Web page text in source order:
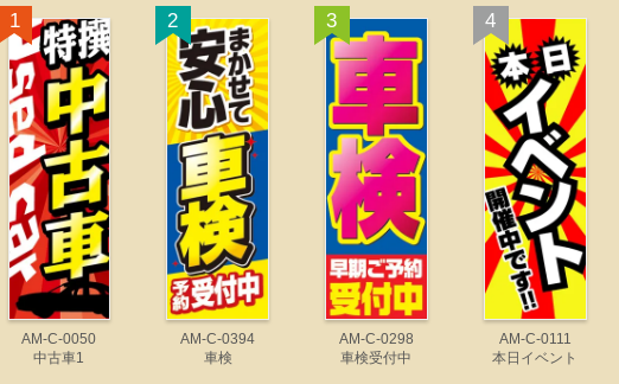
1
AM-C-0050
中古車1
2
AM-C-0394
車検
3
AM-C-0298
車検受付中
4
AM-C-0111
本日イベント